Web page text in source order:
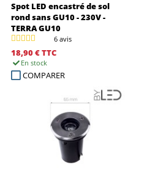
Spot LED encastré de sol
rond sans GU10 - 230V -
TERRA GU10
6 avis
18,90 €TTC
En stock
COMPARER